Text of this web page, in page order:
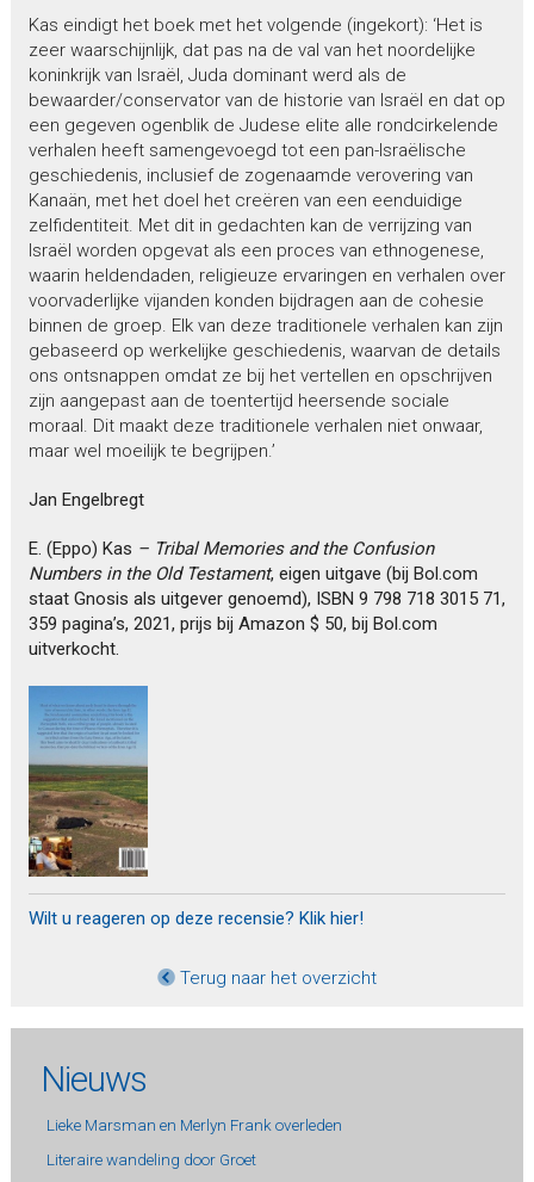
Kas eindigt het boek met het volgende (ingekort): ‘Het is
zeer waarschijnlijk, dat pas na de val van het noordelijke
koninkrijk van Israël, Juda dominant werd als de
bewaarder/conservator van de historie van Israël en dat op
een gegeven ogenblik de Judese elite alle rondcirkelende
verhalen heeft samengevoegd tot een pan-Israëlische
geschiedenis, inclusief de zogenaamde verovering van
Kanaän, met het doel het creëren van een eenduidige
zelfidentiteit. Met dit in gedachten kan de verrijzing van
Israël worden opgevat als een proces van ethnogenese,
waarin heldendaden, religieuze ervaringen en verhalen over
voorvaderlijke vijanden konden bijdragen aan de cohesie
binnen de groep. Elk van deze traditionele verhalen kan zijn
gebaseerd op werkelijke geschiedenis, waarvan de details
ons ontsnappen omdat ze bij het vertellen en opschrijven
zijn aangepast aan de toentertijd heersende sociale
moraal. Dit maakt deze traditionele verhalen niet onwaar,
maar wel moeilijk te begrijpen.’
Jan Engelbregt
E. (Eppo) Kas – Tribal Memories and the Confusion
Numbers in the Old Testament, eigen uitgave (bij Bol.com
staat Gnosis als uitgever genoemd), ISBN 9 798 718 3015 71,
359 pagina’s, 2021, prijs bij Amazon $ 50, bij Bol.com
uitverkocht.
Wilt u reageren op deze recensie? Klik hier!
Terug naar het overzicht
Nieuws
Lieke Marsman en Merlyn Frank overleden
Literaire wandeling door Groet